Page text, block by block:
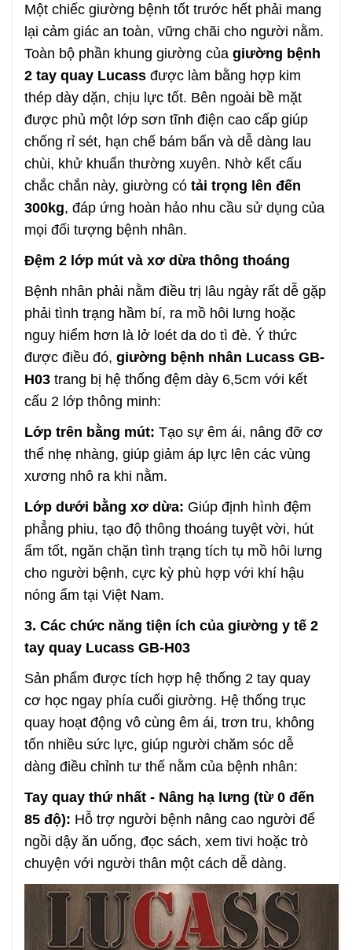
Một chiếc giường bệnh tốt trước hết phải mang
lại cảm giác an toàn, vững chãi cho người nằm.
Toàn bộ phần khung giường của giường bệnh
2 tay quay Lucass được làm bằng hợp kim
thép dày dặn, chịu lực tốt. Bên ngoài bề mặt
được phủ một lớp sơn tĩnh điện cao cấp giúp
chống rỉ sét, hạn chế bám bẩn và dễ dàng lau
chùi, khử khuẩn thường xuyên. Nhờ kết cấu
chắc chắn này, giường có tải trọng lên đến
300kg, đáp ứng hoàn hảo nhu cầu sử dụng của
mọi đối tượng bệnh nhân.
Đệm 2 lớp mút và xơ dừa thông thoáng
Bệnh nhân phải nằm điều trị lâu ngày rất dễ gặp
phải tình trạng hầm bí, ra mồ hôi lưng hoặc
nguy hiểm hơn là lở loét da do tì đè. Ý thức
được điều đó, giường bệnh nhân Lucass GB-
H03 trang bị hệ thống đệm dày 6,5cm với kết
cấu 2 lớp thông minh:
Lớp trên bằng mút: Tạo sự êm ái, nâng đỡ cơ
thể nhẹ nhàng, giúp giảm áp lực lên các vùng
xương nhô ra khi nằm.
Lớp dưới bằng xơ dừa: Giúp định hình đệm
phẳng phiu, tạo độ thông thoáng tuyệt vời, hút
ẩm tốt, ngăn chặn tình trạng tích tụ mồ hôi lưng
cho người bệnh, cực kỳ phù hợp với khí hậu
nóng ẩm tại Việt Nam.
3. Các chức năng tiện ích của giường y tế 2
tay quay Lucass GB-H03
Sản phẩm được tích hợp hệ thống 2 tay quay
cơ học ngay phía cuối giường. Hệ thống trục
quay hoạt động vô cùng êm ái, trơn tru, không
tốn nhiều sức lực, giúp người chăm sóc dễ
dàng điều chỉnh tư thế nằm của bệnh nhân:
Tay quay thứ nhất - Nâng hạ lưng (từ 0 đến
85 độ): Hỗ trợ người bệnh nâng cao người để
ngồi dậy ăn uống, đọc sách, xem tivi hoặc trò
chuyện với người thân một cách dễ dàng.